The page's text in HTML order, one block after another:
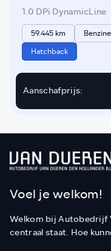
1.0 DPi DynamicLine
59.445 km Benzine
Hatchback
Aanschafprijs:
Voel je welkom!
Welkom bij Autobedrijf
centraal staat. Hoe